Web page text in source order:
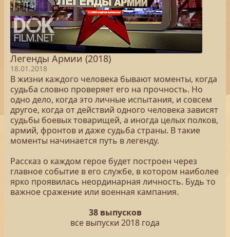
Легенды Армии (2018)
18.01.2018
В жизни каждого человека бывают моменты, когда
судьба словно проверяет его на прочность. Но
одно дело, когда это личные испытания, и совсем
другое, когда от действий одного человека зависят
судьбы боевых товарищей, а иногда целых полков,
армий, фронтов и даже судьба страны. В такие
моменты начинается путь в легенду.
Рассказ о каждом герое будет построен через
главное событие в его службе, в котором наиболее
ярко проявилась неординарная личность. Будь то
важное сражение или военная кампания.
38 выпусков
все выпуски 2018 года